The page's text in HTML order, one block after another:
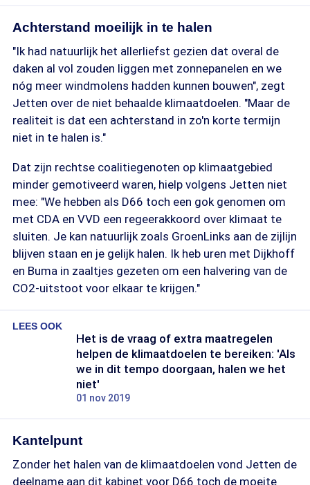
Achterstand moeilijk in te halen
"Ik had natuurlijk het allerliefst gezien dat overal de
daken al vol zouden liggen met zonnepanelen en we
nóg meer windmolens hadden kunnen bouwen", zegt
Jetten over de niet behaalde klimaatdoelen. "Maar de
realiteit is dat een achterstand in zo'n korte termijn
niet in te halen is."
Dat zijn rechtse coalitiegenoten op klimaatgebied
minder gemotiveerd waren, hielp volgens Jetten niet
mee: "We hebben als D66 toch een gok genomen om
met CDA en VVD een regeerakkoord over klimaat te
sluiten. Je kan natuurlijk zoals GroenLinks aan de zijlijn
blijven staan en je gelijk halen. Ik heb uren met Dijkhoff
en Buma in zaaltjes gezeten om een halvering van de
CO2-uitstoot voor elkaar te krijgen."
LEES OOK
Het is de vraag of extra maatregelen
helpen de klimaatdoelen te bereiken: 'Als
we in dit tempo doorgaan, halen we het
niet'
01 nov 2019
Kantelpunt
Zonder het halen van de klimaatdoelen vond Jetten de
deelname aan dit kabinet voor D66 toch de moeite